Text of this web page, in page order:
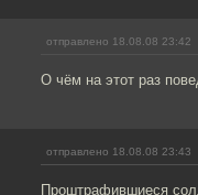
отправлено 18.08.08 23:42
О чём на этот раз
отправлено 18.08.08 23:43
Проштрафившиеся